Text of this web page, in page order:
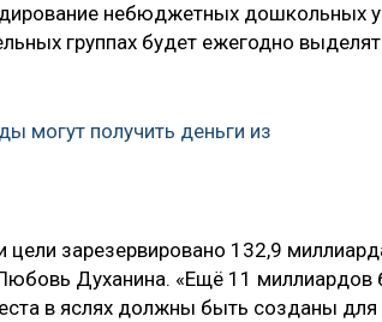
небюджетных дошкольных
группах будет ежегодно
могут получить деньги из
зарезервировано 132,9
Духанина. «Ещё 11 миллиардов
в яслях должны быть созданы